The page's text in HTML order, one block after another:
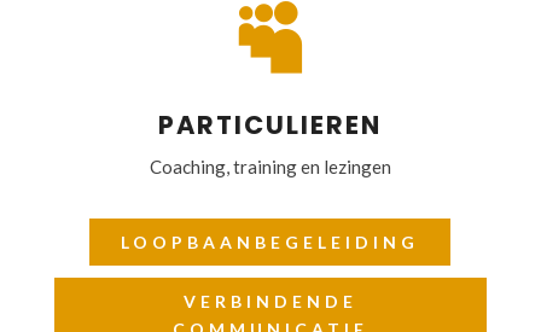

PARTICULIEREN
Coaching, training en lezingen
LOOPBAANBEGELEIDING
VERBINDENDE